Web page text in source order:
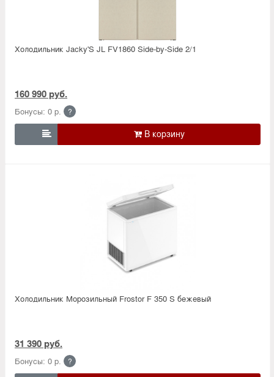
Холодильник Jacky'S JL FV1860 Side-by-Side 2/1
160 990 руб.
Бонусы: 0 р. ?

Холодильник Морозильный Frostor F 350 S бежевый
31 390 руб.
Бонусы: 0 р. ?